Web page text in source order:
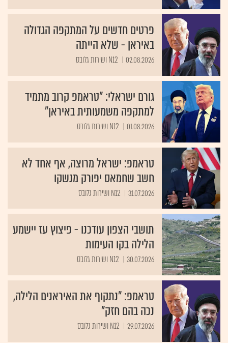
פרטים חדשים על המתקפה הגדולה
באיראן - שלא הייתה
02.08.2026 N12 ושירות גלובס
גורם ישראלי: "טראמפ קרוב מתמיד
למתקפה משמעותית באיראן"
01.08.2026 N12 ושירות גלובס
טראמפ: ישראל מרוצה, אף אחד לא
חשב שחמאס יפורק מנשקו
31.07.2026 N12 ושירות גלובס
תושבי הצפון עודכנו - פיצוץ עז יישמע
הלילה בקו העימות
30.07.2026 N12 ושירות גלובס
טראמפ: "נתקוף את האיראנים הלילה,
נכה בהם חזק"
29.07.2026 N12 ושירות גלובס